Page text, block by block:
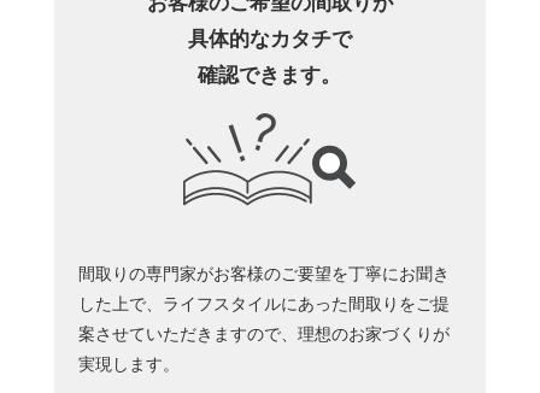
具体的なカタチで
確認できます。
間取りの専門家がお客様のご要望を丁寧にお聞き
した上で、ライフスタイルにあった間取りをご提
案させていただきますので、理想のお家づくりが
実現します。